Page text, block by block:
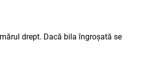
drept. Dacă bila îngroșată se